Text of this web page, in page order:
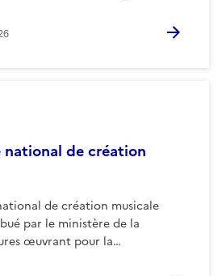
national de création
de création musicale
par le ministère de la
œuvrant pour la…